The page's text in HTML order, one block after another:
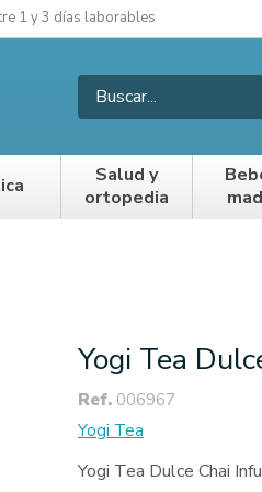
1 y 3 días laborables
Salud y
ortopedia
Yogi Tea
Ref. 006967
Yogi Tea
Yogi Tea Dulce Chai